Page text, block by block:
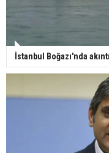
İstanbul Boğazı'nda